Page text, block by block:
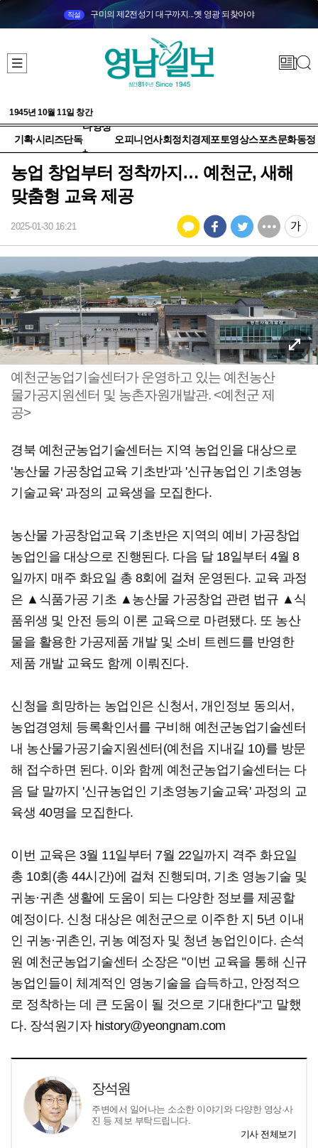
직설 구미의 제2전성기 대구까지...옛 영광 되찾아야
1945년 10월 11일 창간
기획·시리즈단독
다양성
+
오피니언사회정치 경제 포토영상스포츠문화동정
농업 창업부터 정착까지… 예천군, 새해
맞춤형 교육 제공
2025-01-30 16:21
예천군농업기술센터가 운영하고 있는 예천농산
물가공지원센터 및 농촌자원개발관. <예천군 제
공>
경북 예천군농업기술센터는 지역 농업인을 대상으로
'농산물 가공창업교육 기초반'과 '신규농업인 기초영농
기술교육' 과정의 교육생을 모집한다.
농산물 가공창업교육 기초반은 지역의 예비 가공창업
농업인을 대상으로 진행된다. 다음 달 18일부터 4월 8
일까지 매주 화요일 총 8회에 걸쳐 운영된다. 교육 과정
은 ▲식품가공 기초 ▲농산물 가공창업 관련 법규 ▲식
품위생 및 안전 등의 이론 교육으로 마련됐다. 또 농산
물을 활용한 가공제품 개발 및 소비 트렌드를 반영한
제품 개발 교육도 함께 이뤄진다.
신청을 희망하는 농업인은 신청서, 개인정보 동의서,
농업경영체 등록확인서를 구비해 예천군농업기술센터
내 농산물가공기술지원센터(예천읍 지내길 10)를 방문
해 접수하면 된다. 이와 함께 예천군농업기술센터는 다
음 달 말까지 '신규농업인 기초영농기술교육' 과정의 교
육생 40명을 모집한다.
이번 교육은 3월 11일부터 7월 22일까지 격주 화요일
총 10회(총 44시간)에 걸쳐 진행되며, 기초 영농기술 및
귀농·귀촌 생활에 도움이 되는 다양한 정보를 제공할
예정이다. 신청 대상은 예천군으로 이주한 지 5년 이내
인 귀농·귀촌인, 귀농 예정자 및 청년 농업인이다. 손석
원 예천군농업기술센터 소장은 "이번 교육을 통해 신규
농업인들이 체계적인 영농기술을 습득하고, 안정적으
로 정착하는 데 큰 도움이 될 것으로 기대한다"고 말했
다. 장석원기자 history@yeongnam.com
장석원
주변에서 일어나는 소소한 이야기와 다양한 영상·사
진 등 제보 부탁드립니다.
기사 전체보기